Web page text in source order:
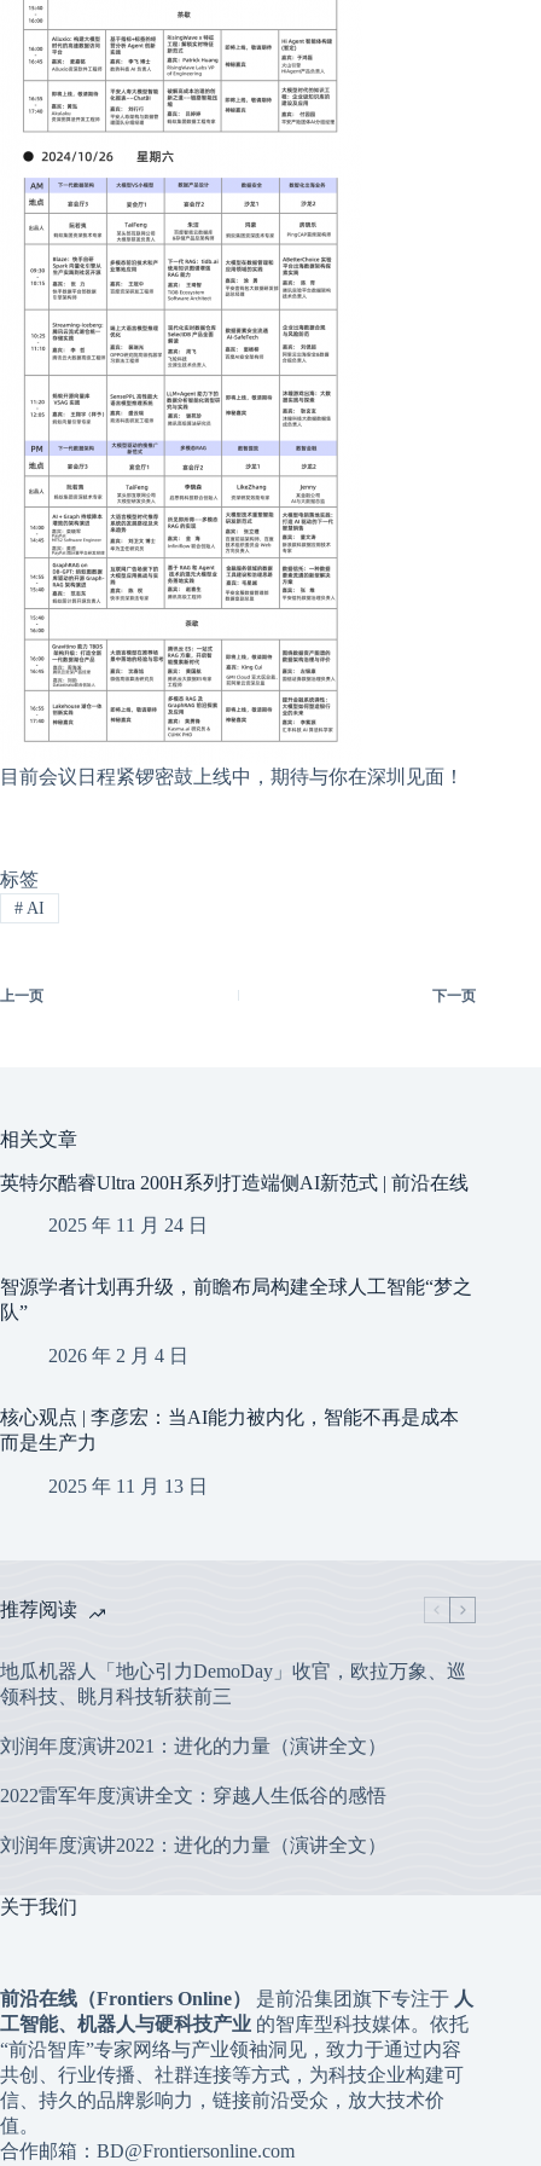
目前会议日程紧锣密鼓上线中，期待与你在深圳见面！
标签
#AI
上一页 下一页
相关文章
英特尔酷睿Ultra 200H系列打造端侧AI新范式 | 前沿在线
2025 年 11 月 24 日
智源学者计划再升级，前瞻布局构建全球人工智能“梦之
队”
2026 年 2 月 4 日
核心观点 | 李彦宏：当AI能力被内化，智能不再是成本
而是生产力
2025 年 11 月 13 日
推荐阅读
地瓜机器人「地心引力DemoDay」收官，欧拉万象、巡
领科技、眺月科技斩获前三
刘润年度演讲2021：进化的力量（演讲全文）
2022雷军年度演讲全文：穿越人生低谷的感悟
刘润年度演讲2022：进化的力量（演讲全文）
关于我们
前沿在线（Frontiers Online） 是前沿集团旗下专注于 人
工智能、机器人与硬科技产业 的智库型科技媒体。依托
“前沿智库”专家网络与产业领袖洞见，致力于通过内容
共创、行业传播、社群连接等方式，为科技企业构建可
信、持久的品牌影响力，链接前沿受众，放大技术价
值。
合作邮箱：BD@Frontiersonline.com